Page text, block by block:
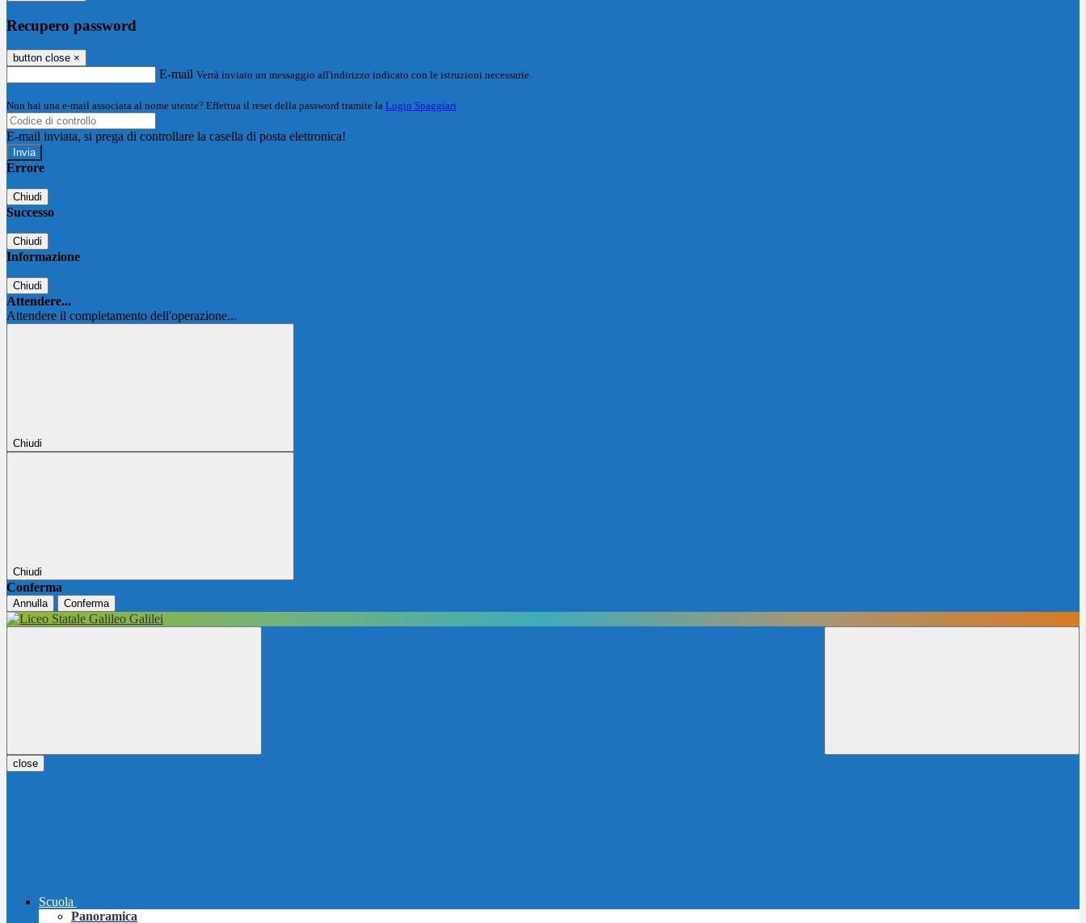
Recupero password
button close ×
E-mail Verrà inviato un messaggio all'indirizzo indicato con le istruzioni necessarie.
Non hai una e-mail associata al nome utente? Effettua il reset della password tramite la Login Spaggiari
E-mail inviata, si prega di controllare la casella di posta elettronica!
Errore
Chiudi
Successo
Chiudi
Informazione
Chiudi
Attendere...
Attendere il completamento dell'operazione...
Chiudi
Chiudi
Conferma
Annulla Conferma
close
Scuola
Panoramica